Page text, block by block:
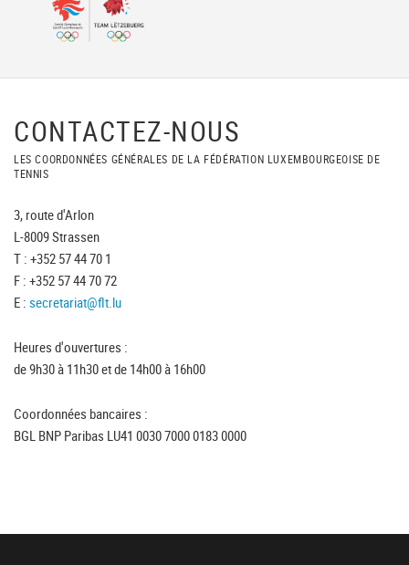
CONTACTEZ-NOUS
LES COORDONNÉES GÉNÉRALES DE LA FÉDÉRATION LUXEMBOURGEOISE DE
TENNIS
3, route d'Arlon
L-8009 Strassen
T : +352 57 44 70 1
F : +352 57 44 70 72
E : secretariat@flt.lu
Heures d'ouvertures :
de 9h30 à 11h30 et de 14h00 à 16h00
Coordonnées bancaires :
BGL BNP Paribas LU41 0030 7000 0183 0000